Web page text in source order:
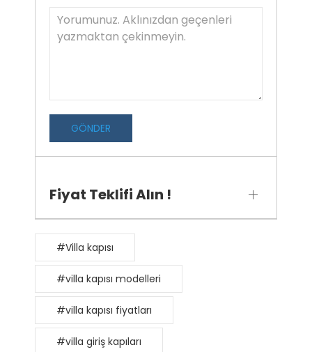
GÖNDER
Fiyat Teklifi Alın !
#Villa kapısı
#villa kapısı modelleri
#villa kapısı fiyatları
#villa giriş kapıları